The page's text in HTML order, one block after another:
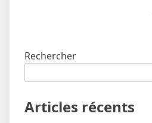
Rechercher
Articles récents